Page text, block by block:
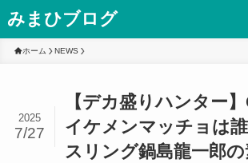
みまひブログ
ホーム NEWS
【デカ盛りハンター
イケメンマッチョは
スリング鍋島龍一郎
2025
7/27